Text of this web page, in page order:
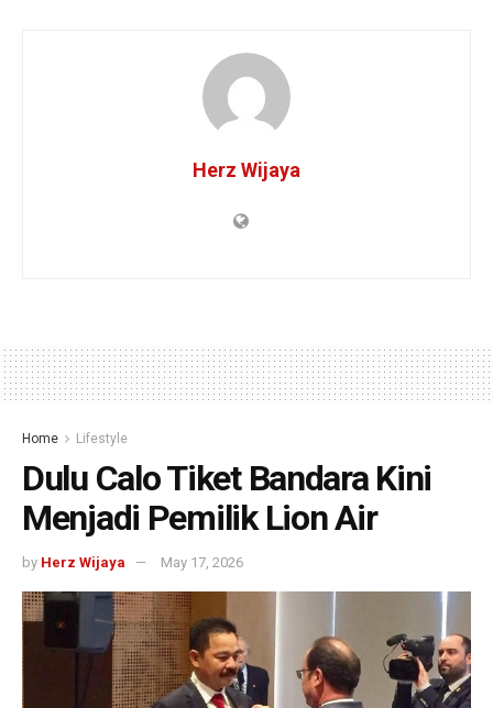
Herz Wijaya
Home Lifestyle
Dulu Calo Tiket Bandara Kini
Menjadi Pemilik Lion Air
by Herz Wijaya May 17, 2026